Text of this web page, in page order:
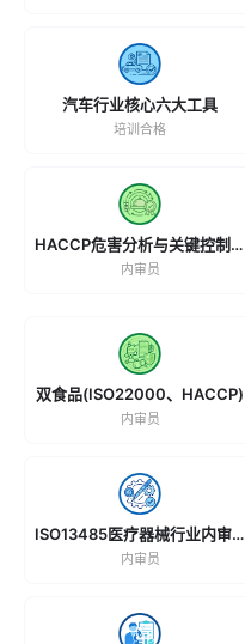
汽车行业核心六大工具
培训合格
HACCP危害分析与关键控制点
内审员
双食品(ISO22000、HACCP)
内审员
ISO13485医疗器械行业内审员
内审员